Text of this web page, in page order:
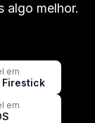
algo melhor.
em
Firestick
em